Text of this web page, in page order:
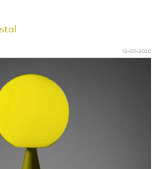
12-03-2020